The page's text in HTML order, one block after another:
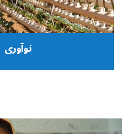
نوآوری